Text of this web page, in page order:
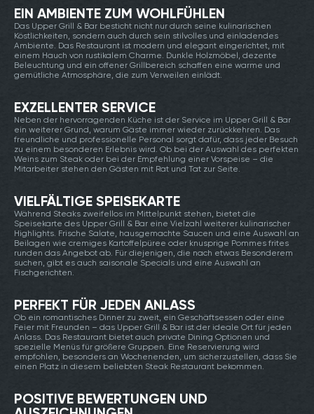
EIN AMBIENTE ZUM WOHLFÜHLEN
Das Upper Grill & Bar besticht nicht nur durch seine kulinarischen
Köstlichkeiten, sondern auch durch sein stilvolles und einladendes
Ambiente. Das Restaurant ist modern und elegant eingerichtet, mit
einem Hauch von rustikalem Charme. Dunkle Holzmöbel, dezente
Beleuchtung und ein offener Grillbereich schaffen eine warme und
gemütliche Atmosphäre, die zum Verweilen einlädt.
EXZELLENTER SERVICE
Neben der hervorragenden Küche ist der Service im Upper Grill & Bar
ein weiterer Grund, warum Gäste immer wieder zurückkehren. Das
freundliche und professionelle Personal sorgt dafür, dass jeder Besuch
zu einem besonderen Erlebnis wird. Ob bei der Auswahl des perfekten
Weins zum Steak oder bei der Empfehlung einer Vorspeise – die
Mitarbeiter stehen den Gästen mit Rat und Tat zur Seite.
VIELFÄLTIGE SPEISEKARTE
Während Steaks zweifellos im Mittelpunkt stehen, bietet die
Speisekarte des Upper Grill & Bar eine Vielzahl weiterer kulinarischer
Highlights. Frische Salate, hausgemachte Saucen und eine Auswahl an
Beilagen wie cremiges Kartoffelpüree oder knusprige Pommes frites
runden das Angebot ab. Für diejenigen, die nach etwas Besonderem
suchen, gibt es auch saisonale Specials und eine Auswahl an
Fischgerichten.
PERFEKT FÜR JEDEN ANLASS
Ob ein romantisches Dinner zu zweit, ein Geschäftsessen oder eine
Feier mit Freunden – das Upper Grill & Bar ist der ideale Ort für jeden
Anlass. Das Restaurant bietet auch private Dining Optionen und
spezielle Menüs für größere Gruppen. Eine Reservierung wird
empfohlen, besonders an Wochenenden, um sicherzustellen, dass Sie
einen Platz in diesem beliebten Steak Restaurant bekommen.
POSITIVE BEWERTUNGEN UND